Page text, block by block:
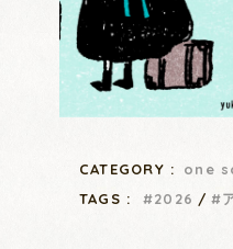
CATEGORY : one
TAGS :
2026